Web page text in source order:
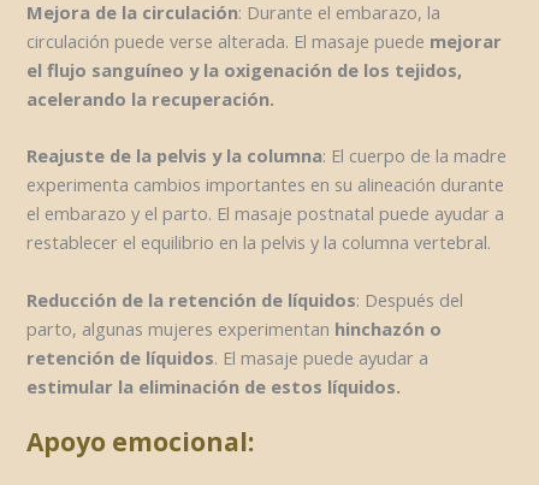
Mejora de la circulación: Durante el embarazo, la
circulación puede verse alterada. El masaje puede mejorar
el flujo sanguíneo y la oxigenación de los tejidos,
acelerando la recuperación.
Reajuste de la pelvis y la columna: El cuerpo de la madre
experimenta cambios importantes en su alineación durante
el embarazo y el parto. El masaje postnatal puede ayudar a
restablecer el equilibrio en la pelvis y la columna vertebral.
Reducción de la retención de líquidos: Después del
parto, algunas mujeres experimentan hinchazón o
retención de líquidos. El masaje puede ayudar a
estimular la eliminación de estos líquidos.
Apoyo emocional: